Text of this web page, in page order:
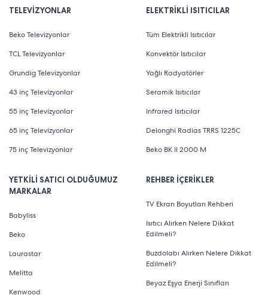
TELEVİZYONLAR
Beko Televizyonlar
TCL Televizyonlar
Grundig Televizyonlar
43 inç Televizyonlar
55 inç Televizyonlar
65 inç Televizyonlar
75 inç Televizyonlar
YETKİLİ SATICI OLDUĞUMUZ
MARKALAR
Babyliss
Beko
Laurastar
Melitta
Kenwood
ELEKTRİKLİ ISITICILAR
Tüm Elektrikli Isıtıcılar
Konvektör Isıtıcılar
Yağlı Radyatörler
Seramik Isıtıcılar
Infrared Isıtıcılar
Delonghi Radias TRRS 1225C
Beko BK II 2000 M
REHBER İÇERİKLER
TV Ekran Boyutları Rehberi
Isıtıcı Alırken Nelere Dikkat
Edilmeli?
Buzdolabı Alırken Nelere Dikkat
Edilmeli?
Beyaz Eşya Enerji Sınıfları